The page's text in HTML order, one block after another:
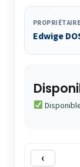
PROPRIÉTAIRE
Edwige
‹